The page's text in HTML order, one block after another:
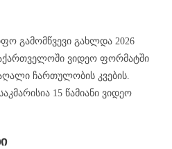
გამომწვევი გახლდა 2026
ვიდეო ფორმატში
ჩართულობის კვების.
15 წამიანი ვიდეო